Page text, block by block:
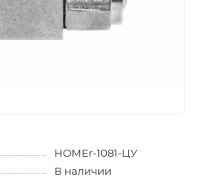
HOMEr-1081-ЦУ
В наличии